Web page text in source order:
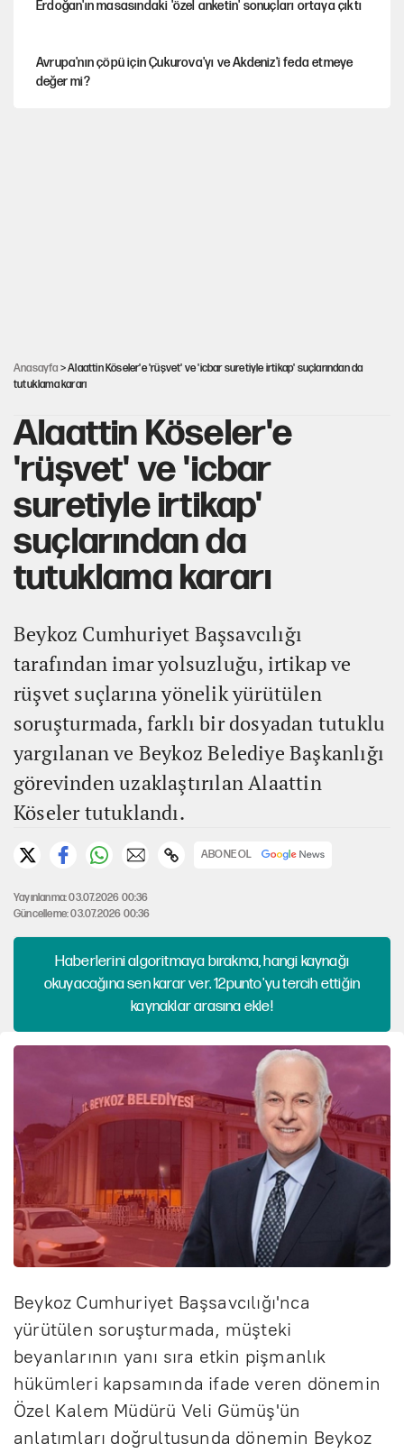
Erdoğan'ın masasındaki 'özel anketin' sonuçları ortaya çıktı
Avrupa'nın çöpü için Çukurova'yı ve Akdeniz'i feda etmeye
değer mi?
Anasayfa > Alaattin Köseler'e 'rüşvet' ve 'icbar suretiyle irtikap' suçlarından da
tutuklama kararı
Alaattin Köseler'e
'rüşvet' ve 'icbar
suretiyle irtikap'
suçlarından da
tutuklama kararı
Beykoz Cumhuriyet Başsavcılığı
tarafından imar yolsuzluğu, irtikap ve
rüşvet suçlarına yönelik yürütülen
soruşturmada, farklı bir dosyadan tutuklu
yargılanan ve Beykoz Belediye Başkanlığı
görevinden uzaklaştırılan Alaattin
Köseler tutuklandı.
ABONE OL
Yayınlanma: 03.07.2026 00:36
Güncelleme: 03.07.2026 00:36
Haberlerini algoritmaya bırakma, hangi kaynağı
okuyacağına sen karar ver. 12punto'yu tercih ettiğin
kaynaklar arasına ekle!
Beykoz Cumhuriyet Başsavcılığı'nca
yürütülen soruşturmada, müşteki
beyanlarının yanı sıra etkin pişmanlık
hükümleri kapsamında ifade veren dönemin
Özel Kalem Müdürü Veli Gümüş'ün
anlatımları doğrultusunda dönemin Beykoz